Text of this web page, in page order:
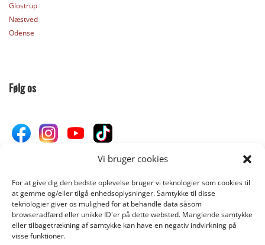
Vi bruger cookies
For at give dig den bedste oplevelse bruger vi teknologier som cookies til
at gemme og/eller tilgå enhedsoplysninger. Samtykke til disse
teknologier giver os mulighed for at behandle data såsom
browseradfærd eller unikke ID'er på dette websted. Manglende samtykke
eller tilbagetrækning af samtykke kan have en negativ indvirkning på
visse funktioner.
Glostrup
Næstved
Odense
Følg os
Donér til Inges Kattehjem
DONÉR